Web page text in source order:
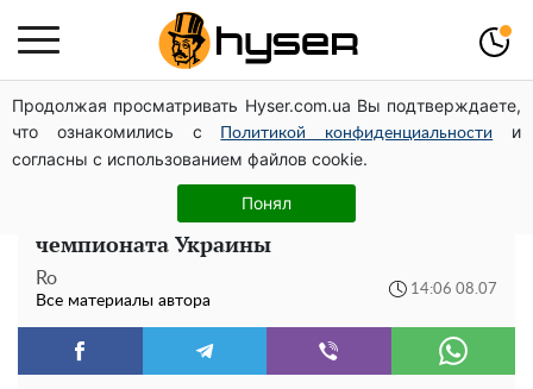
Продолжая просматривать Hyser.com.ua Вы подтверждаете,
что ознакомились с
Политикой конфиденциальности
и
согласны с использованием файлов cookie.
Понял
Голая Елена Тополя в интересных позах заставила
отвисать челюсти: слив видео – было только началом
Защищает страну и побеждает на ринге:
как саперка ВСУ выиграла медаль
чемпионата Украины
Ro
Все материалы автора
14:06 08.07